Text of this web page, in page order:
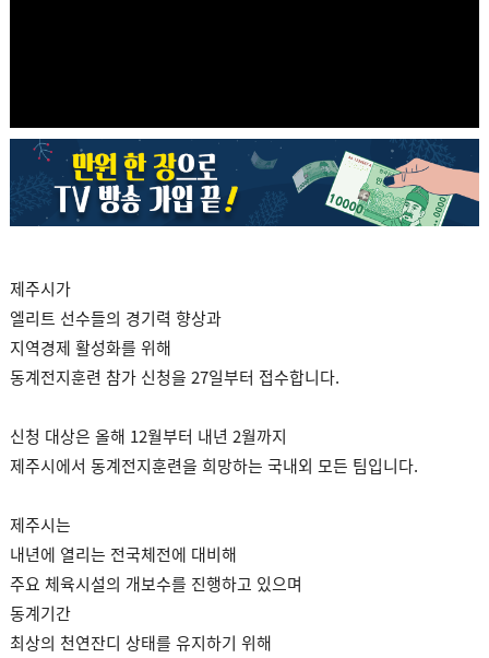
제주시가
엘리트 선수들의 경기력 향상과
지역경제 활성화를 위해
동계전지훈련 참가 신청을 27일부터 접수합니다.
신청 대상은 올해 12월부터 내년 2월까지
제주시에서 동계전지훈련을 희망하는 국내외 모든 팀입니다.
제주시는
내년에 열리는 전국체전에 대비해
주요 체육시설의 개보수를 진행하고 있으며
동계기간
최상의 천연잔디 상태를 유지하기 위해